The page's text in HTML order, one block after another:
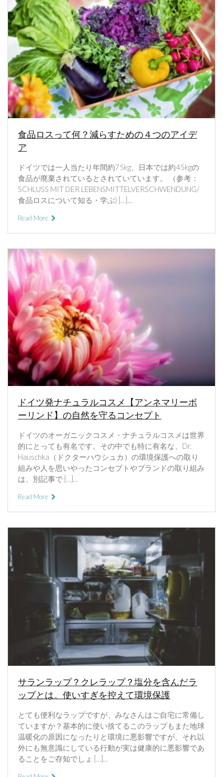
食品ロスって何？減らすための４つのアイデ
ア
ドイツでは一人当たり年間約75kg、日本では約45kgの
食品が廃棄されているとされていています。 （参考：
SCHLUSS MIT DER LEBENSMITTELVERSCHWENDUNG/
食品ロスについて知る・学ぶ) […]...
Read More
ドイツ発ナチュラルコスメ【アンネマリーボ
ーリンド】の自然を守るコンセプト
ドイツのオーガニックコスメ・ナチュラルコスメは世界
的にとっても有名です。その中でも特に有名な、Dr.
Hauschka（ドクターハウシュカ）の環境保護への取り
組みや人を思いやったコンセプトやブランドの取り組み
は、別記事で […]...
Read More
サランラップ？クレラップ？塩分を含んだラ
ップとは。使いすぎを控えて環境保護
とても便利なラップですが、みなさんはご自宅に常備し
ていますか？基本的に使い捨てるこのラップもまた地球
温暖化の原因になったりと環境に悪影響ですが、それ以
外にも無意識にしている行動が実は健康的に悪影響であ
ることをご存知でしょ […]...